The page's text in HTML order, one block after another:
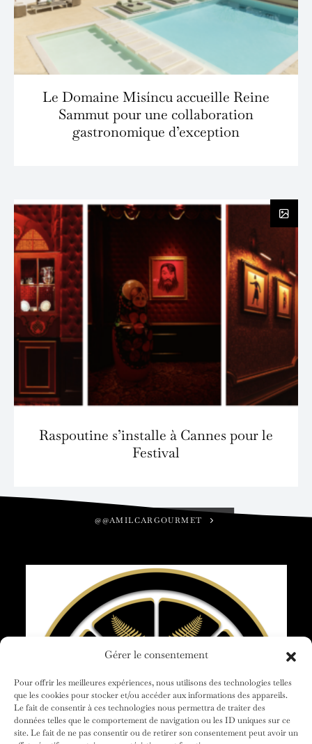
Gérer le consentement
Pour offrir les meilleures expériences, nous utilisons des technologies telles
que les cookies pour stocker et/ou accéder aux informations des appareils.
Le fait de consentir à ces technologies nous permettra de traiter des
données telles que le comportement de navigation ou les ID uniques sur ce
site. Le fait de ne pas consentir ou de retirer son consentement peut avoir un
Le Domaine Misíncu accueille Reine
Sammut pour une collaboration
gastronomique d’exception
Raspoutine s’installe à Cannes pour le
Festival
@@AMILCARGOURMET